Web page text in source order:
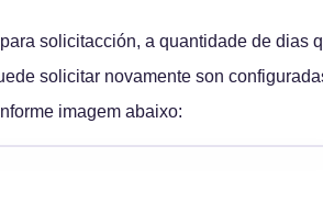
solicitacción, a quantidade de dias
solicitar novamente son
imagem abaixo: